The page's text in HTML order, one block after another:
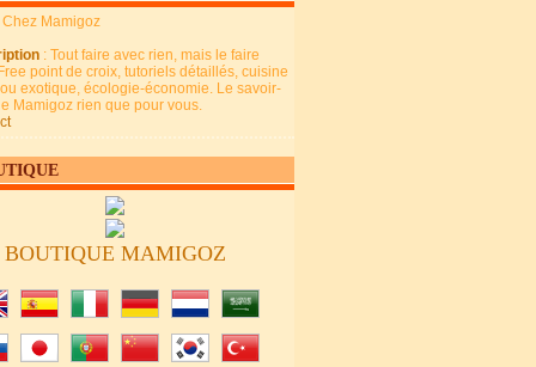
Chez Mamigoz
: Tout faire avec rien, mais le faire
point de croix, tutoriels détaillés, cuisine
exotique, écologie-économie. Le savoir-
Mamigoz rien que pour vous.
BOUTIQUE MAMIGOZ